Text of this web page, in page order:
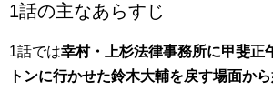
1話の主なあらすじ
1話では幸村・上杉法律事務所に甲斐正
トンに行かせた鈴木大輔を戻す場面か